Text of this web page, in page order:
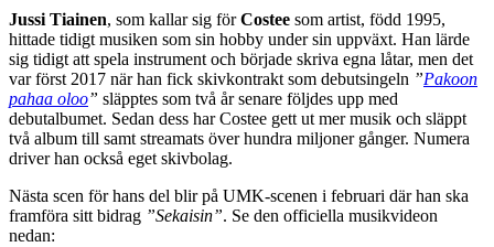
Jussi Tiainen, som kallar sig förCostee som artist, född 1995,
hittade tidigt musiken som sin hobby under sin uppväxt. Han lärde
sig tidigt att spela instrument och började skriva egna låtar, men det
var först 2017 när han fick skivkontrakt som debutsingeln ”Pakoon
pahaa oloo” släpptes som två år senare följdes upp med
debutalbumet. Sedan dess har Costee gett ut mer musik och släppt
två album till samt streamats över hundra miljoner gånger. Numera
driver han också eget skivbolag.
Nästa scen för hans del blir på UMK-scenen i februari där han ska
framföra sitt bidrag ”Sekaisin”. Se den officiella musikvideon
nedan: